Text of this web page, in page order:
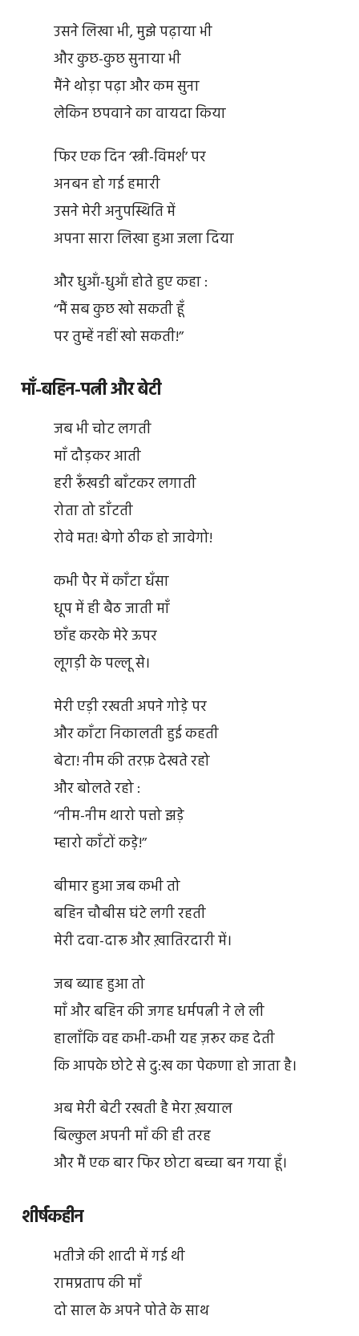
उसने लिखा भी, मुझे पढ़ाया भी
और कुछ-कुछ सुनाया भी
मैंने थोड़ा पढ़ा और कम सुना
लेकिन छपवाने का वायदा किया
फिर एक दिन ‘स्त्री-विमर्श’ पर
अनबन हो गई हमारी
उसने मेरी अनुपस्थिति में
अपना सारा लिखा हुआ जला दिया
और धुआँ-धुआँ होते हुए कहा :
‘‘मैं सब कुछ खो सकती हूँ
पर तुम्हें नहीं खो सकती!’’
माँ-बहिन-पत्नी और बेटी
जब भी चोट लगती
माँ दौड़कर आती
हरी रूँखडी बाँटकर लगाती
रोता तो डाँटती
रोवे मत! बेगो ठीक हो जावेगो!
कभी पैर में काँटा धँसा
धूप में ही बैठ जाती माँ
छाँह करके मेरे ऊपर
लूगड़ी के पल्लू से।
मेरी एड़ी रखती अपने गोड़े पर
और काँटा निकालती हुई कहती
बेटा! नीम की तरफ़ देखते रहो
और बोलते रहो :
‘‘नीम-नीम थारो पत्तो झड़े
म्हारो काँटों कडे़!’’
बीमार हुआ जब कभी तो
बहिन चौबीस घंटे लगी रहती
मेरी दवा-दारू और ख़ातिरदारी में।
जब ब्याह हुआ तो
माँ और बहिन की जगह धर्मपत्नी ने ले ली
हालाँकि वह कभी-कभी यह ज़रूर कह देती
कि आपके छोटे से दु:ख का पेकणा हो जाता है।
अब मेरी बेटी रखती है मेरा ख़याल
बिल्कुल अपनी माँ की ही तरह
और मैं एक बार फिर छोटा बच्चा बन गया हूँ।
शीर्षकहीन
भतीजे की शादी में गई थी
रामप्रताप की माँ
दो साल के अपने पोते के साथ